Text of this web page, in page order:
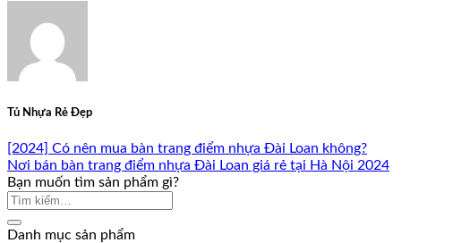
Tủ Nhựa Rẻ Đẹp
[2024] Có nên mua bàn trang điểm nhựa Đài Loan không?
Nơi bán bàn trang điểm nhựa Đài Loan giá rẻ tại Hà Nội 2024
Bạn muốn tìm sản phẩm gì?
Danh mục sản phẩm